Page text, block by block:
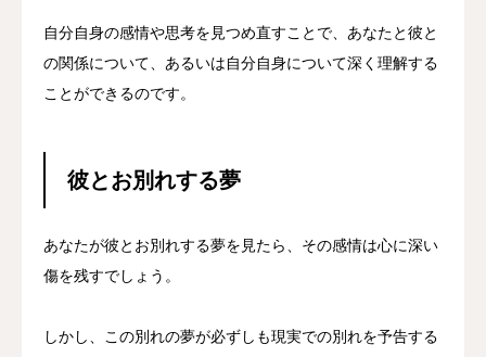
自分自身の感情や思考を見つめ直すことで、あなたと彼と
の関係について、あるいは自分自身について深く理解する
ことができるのです。
彼とお別れする夢
あなたが彼とお別れする夢を見たら、その感情は心に深い
傷を残すでしょう。
しかし、この別れの夢が必ずしも現実での別れを予告する